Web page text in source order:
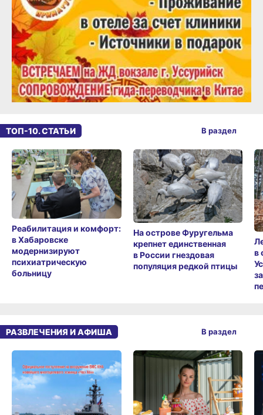
ТОП-10. СТАТЬИ
Реабилитация и комфорт:
в Хабаровске
модернизируют
психиатрическую
больницу
На острове Фуругельма
крепнет единственная
в России гнездовая
популяция редкой птицы
в
В раздел
РАЗВЛЕЧЕНИЯ И АФИША В раздел